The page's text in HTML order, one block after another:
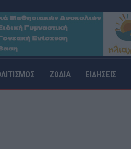
ΖΩΔΙΑ ΕΙΔΗΣΕΙΣ